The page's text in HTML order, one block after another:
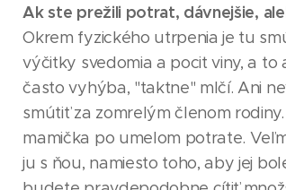
Ak ste prežili potrat, dávnejšie,
Okrem fyzického utrpenia je tu
výčitky svedomia a pocit viny, a
často vyhýba, "taktne" mlčí. Ani
smútiť za zomrelým členom
mamička po umelom potrate.
ju s ňou, namiesto toho, aby jej